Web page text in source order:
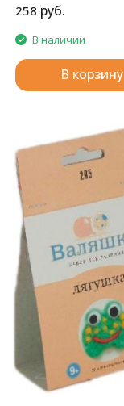
258 руб.
В наличии
В корзину